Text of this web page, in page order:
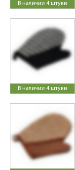
В наличии 4 штуки
В наличии 4 штуки